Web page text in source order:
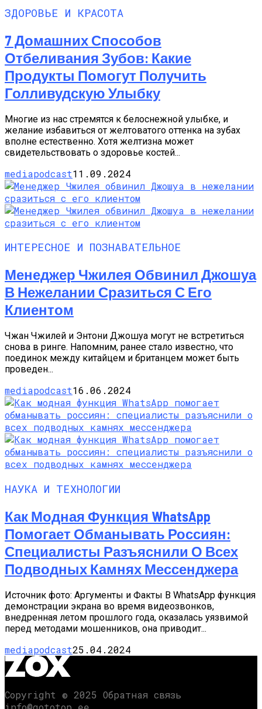
ЗДОРОВЬЕ И КРАСОТА
7 Домашних Способов
Отбеливания Зубов: Какие
Продукты Помогут Получить
Голливудскую Улыбку
Многие из нас стремятся к белоснежной улыбке, и
желание избавиться от желтоватого оттенка на зубах
вполне естественно. Хотя желтизна может
свидетельствовать о здоровье костей...
mediapodcast11.09.2024
ИНТЕРЕСНОЕ И ПОЗНАВАТЕЛЬНОЕ
Менеджер Чжилея Обвинил Джошуа
В Нежелании Сразиться С Его
Клиентом
Чжан Чжилей и Энтони Джошуа могут не встретиться
снова в ринге. Напомним, ранее стало известно, что
поединок между китайцем и британцем может быть
проведен...
mediapodcast16.06.2024
НАУКА И ТЕХНОЛОГИИ
Как Модная Функция WhatsApp
Помогает Обманывать Россиян:
Специалисты Разъяснили О Всех
Подводных Камнях Мессенджера
Источник фото: Аргументы и Факты В WhatsApp функция
демонстрации экрана во время видеозвонков,
внедренная летом прошлого года, оказалась уязвимой
перед методами мошенников, она приводит...
mediapodcast25.04.2024
Copyright © 2025 Обратная связь